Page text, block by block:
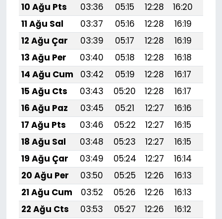
10 Ağu Pts
03:36 05:15 12:28 16:20
11 Ağu Sal
03:37 05:16 12:28 16:19
12 Ağu Çar
03:39 05:17 12:28 16:19
13 Ağu Per
03:40 05:18 12:28 16:18
14 Ağu Cum
03:42 05:19 12:28 16:17
15 Ağu Cts
03:43 05:20 12:28 16:17
16 Ağu Paz
03:45 05:21 12:27 16:16
17 Ağu Pts
03:46 05:22 12:27 16:15
18 Ağu Sal
03:48 05:23 12:27 16:15
19 Ağu Çar
03:49 05:24 12:27 16:14
20 Ağu Per
03:50 05:25 12:26 16:13
21 Ağu Cum
03:52 05:26 12:26 16:13
22 Ağu Cts
03:53 05:27 12:26 16:12